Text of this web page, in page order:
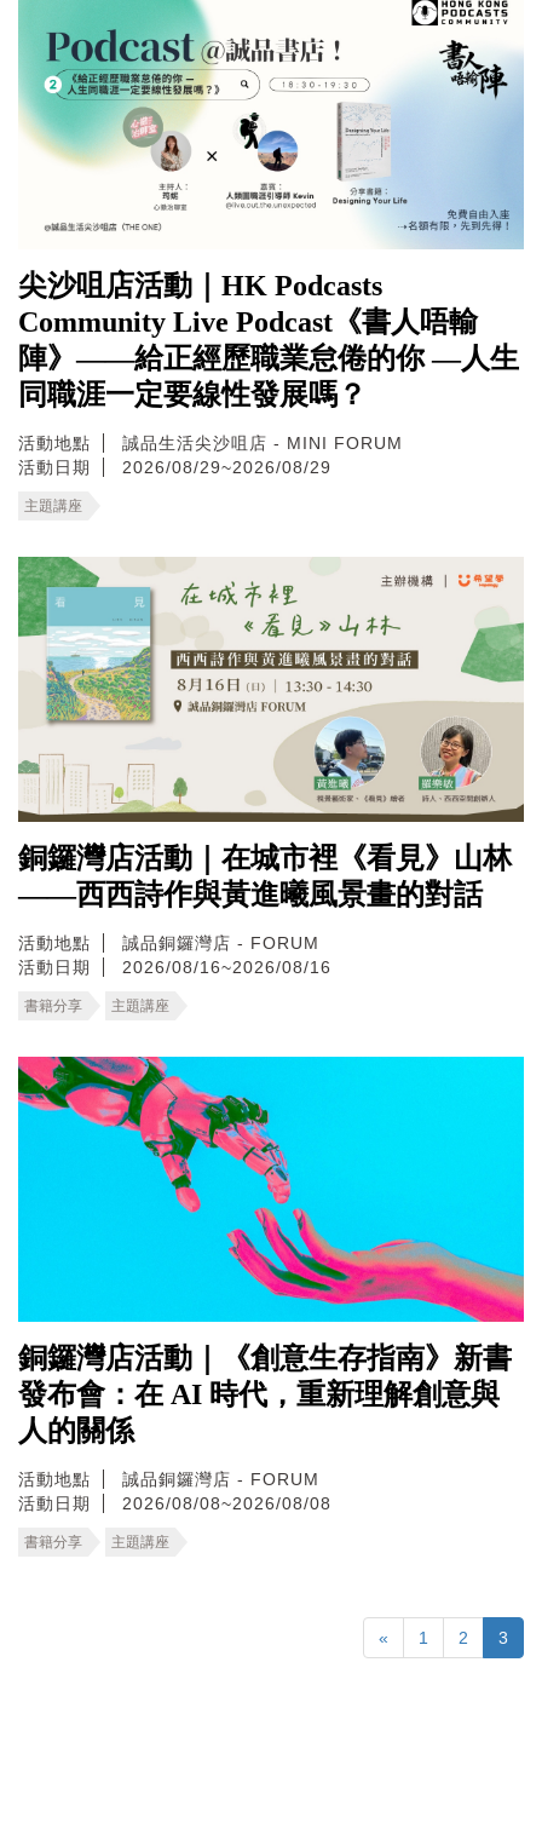
尖沙咀店活動｜HK Podcasts
Community Live Podcast《書人唔輸
陣》——給正經歷職業怠倦的你 —人生
同職涯一定要線性發展嗎？
活動地點
誠品生活尖沙咀店 - MINI FORUM
活動日期
2026/08/29~2026/08/29
主題講座
銅鑼灣店活動｜在城市裡《看見》山林
——西西詩作與黃進曦風景畫的對話
活動地點
誠品銅鑼灣店 - FORUM
活動日期
2026/08/16~2026/08/16
書籍分享 主題講座
銅鑼灣店活動｜《創意生存指南》新書
發布會：在 AI 時代，重新理解創意與
人的關係
活動地點
誠品銅鑼灣店 - FORUM
活動日期
2026/08/08~2026/08/08
書籍分享 主題講座
« 1 2 3